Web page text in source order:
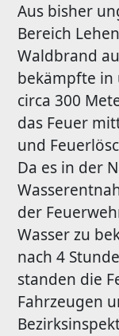
Aus bisher
Bereich
Waldbrand
bekämpfte in
circa 300
das Feuer
und
Da es in der
der
Wasser zu
nach 4
standen die
Fahrzeugen